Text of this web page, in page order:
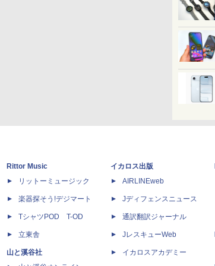
Rittor Music
リットーミュージック
楽器探そう!デジマート
TシャツPOD T-OD
立東舎
山と溪谷社
イカロス出版
AIRLINEweb
Jディフェンスニュース
通訳翻訳ジャーナル
JレスキューWeb
イカロスアカデミー